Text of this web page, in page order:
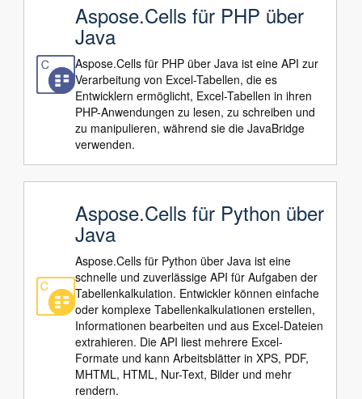
Aspose.Cells für PHP über
Java
Aspose.Cells für PHP über Java ist eine API zur
Verarbeitung von Excel-Tabellen, die es
Entwicklern ermöglicht, Excel-Tabellen in ihren
PHP-Anwendungen zu lesen, zu schreiben und
zu manipulieren, während sie die JavaBridge
verwenden.
Aspose.Cells für Python über
Java
Aspose.Cells für Python über Java ist eine
schnelle und zuverlässige API für Aufgaben der
Tabellenkalkulation. Entwickler können einfache
oder komplexe Tabellenkalkulationen erstellen,
Informationen bearbeiten und aus Excel-Dateien
extrahieren. Die API liest mehrere Excel-
Formate und kann Arbeitsblätter in XPS, PDF,
MHTML, HTML, Nur-Text, Bilder und mehr
rendern.